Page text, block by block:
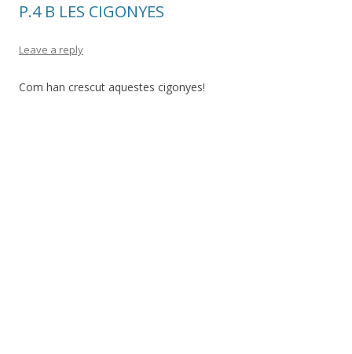
P.4 B LES CIGONYES
Leave a reply
Com han crescut aquestes cigonyes!